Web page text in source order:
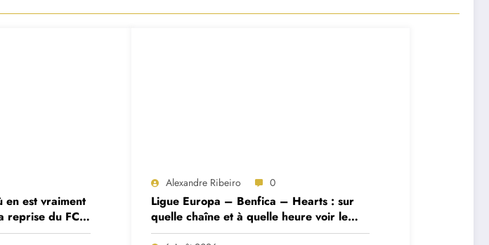
en est vraiment
reprise du FC
Alexandre Ribeiro 0
Ligue Europa – Benfica – Hearts : sur
quelle chaîne et à quelle heure voir le
match ?